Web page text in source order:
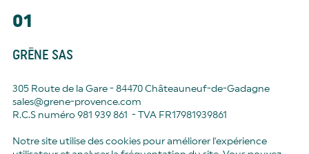
01
GRĒNE SAS
305 Route de la Gare - 84470 Châteauneuf-de-Gadagne
sales@grene-provence.com
R.C.S numéro 981 939 861 - TVA FR17981939861
Notre site utilise des cookies pour améliorer l'expérience